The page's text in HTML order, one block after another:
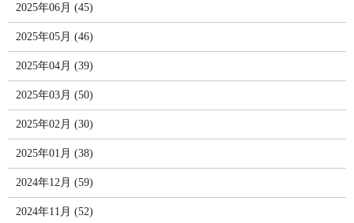
2025年06月 (45)
2025年05月 (46)
2025年04月 (39)
2025年03月 (50)
2025年02月 (30)
2025年01月 (38)
2024年12月 (59)
2024年11月 (52)